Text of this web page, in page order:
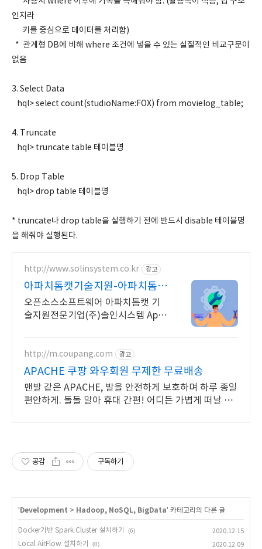
인지라
키를 중심으로 데이터를 처리함)
* 관계형 DB에 비해 where 조건에 넣을 수 있는 실질적인 비교구문이
없음
3. Select Data
hql> select count(studioName:FOX) from movielog_table;
4. Truncate
hql> truncate table 테이블명
5. Drop Table
hql> drop table 테이블명
* truncate나 drop table을 실행하기 전에 반드시 disable 테이블명
을 해줘야 실행된다.
http://www.solinsystem.co.kr 광고
아파치톰캣기술지원-아파치톰캣
20년이상 기술지원 노하우
오픈소스소프트웨어 아파치톰캣 기
술지원전문기업(주)솔인시스템 Apac
http://m.coupang.com 광고
APACHE 쿠팡 와우회원 무제한 무료배송
맨발 같은 APACHE, 발을 안전하게 보호하며 하루 종일
편안하게. 돌돌 말아 휴대 간편! 어디든 가볍게 떠날 수
공감 구독하기
' Development > Hadoop, NoSQL, BigData' 카테고리의 다른 글
Docker기반 Spark Cluster 설치하기 (6)
2020.12.15
Local AirFlow 설치하기
(0)
2020.12.09